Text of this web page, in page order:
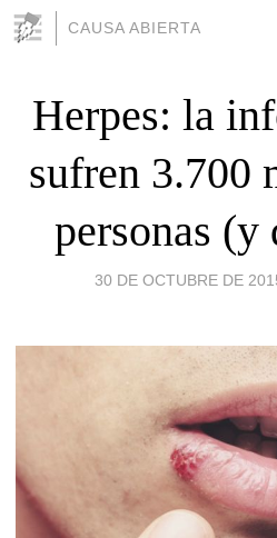
CAUSA ABIERTA
Herpes: la
sufren 3.700
personas (y
30 DE OCTUBRE DE